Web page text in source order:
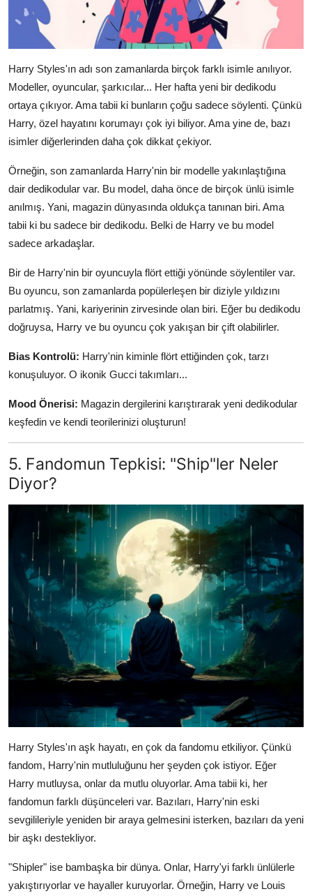
Harry Styles'ın adı son zamanlarda birçok farklı isimle anılıyor.
Modeller, oyuncular, şarkıcılar... Her hafta yeni bir dedikodu
ortaya çıkıyor. Ama tabii ki bunların çoğu sadece söylenti. Çünkü
Harry, özel hayatını korumayı çok iyi biliyor. Ama yine de, bazı
isimler diğerlerinden daha çok dikkat çekiyor.
Örneğin, son zamanlarda Harry'nin bir modelle yakınlaştığına
dair dedikodular var. Bu model, daha önce de birçok ünlü isimle
anılmış. Yani, magazin dünyasında oldukça tanınan biri. Ama
tabii ki bu sadece bir dedikodu. Belki de Harry ve bu model
sadece arkadaşlar.
Bir de Harry'nin bir oyuncuyla flört ettiği yönünde söylentiler var.
Bu oyuncu, son zamanlarda popülerleşen bir diziyle yıldızını
parlatmış. Yani, kariyerinin zirvesinde olan biri. Eğer bu dedikodu
doğruysa, Harry ve bu oyuncu çok yakışan bir çift olabilirler.
Bias Kontrolü: Harry'nin kiminle flört ettiğinden çok, tarzı
konuşuluyor. O ikonik Gucci takımları...
Mood Önerisi: Magazin dergilerini karıştırarak yeni dedikodular
keşfedin ve kendi teorilerinizi oluşturun!
5. Fandomun Tepkisi: "Ship"ler Neler
Diyor?
Harry Styles'ın aşk hayatı, en çok da fandomu etkiliyor. Çünkü
fandom, Harry'nin mutluluğunu her şeyden çok istiyor. Eğer
Harry mutluysa, onlar da mutlu oluyorlar. Ama tabii ki, her
fandomun farklı düşünceleri var. Bazıları, Harry'nin eski
sevgilileriyle yeniden bir araya gelmesini isterken, bazıları da yeni
bir aşkı destekliyor.
"Shipler" ise bambaşka bir dünya. Onlar, Harry'yi farklı ünlülerle
yakıştırıyorlar ve hayaller kuruyorlar. Örneğin, Harry ve Louis